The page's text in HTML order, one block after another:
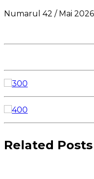
Numarul 42 / Mai 2026
Related Posts